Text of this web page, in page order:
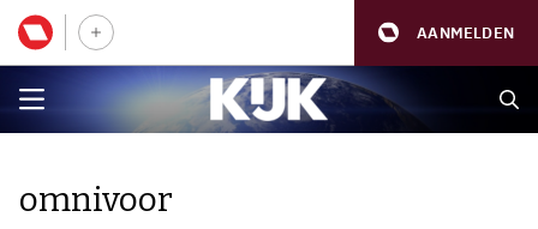
AANMELDEN
omnivoor